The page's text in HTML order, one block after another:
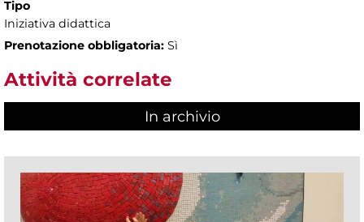
Tipo
Iniziativa didattica
Prenotazione obbligatoria: Sì
Attività correlate
In archivio